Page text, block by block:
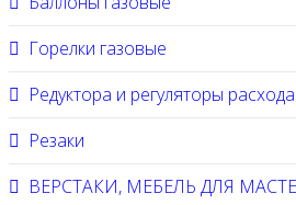
Горелки газовые
Редуктора и регуляторы расхода
Резаки
ВЕРСТАКИ, МЕБЕЛЬ ДЛЯ